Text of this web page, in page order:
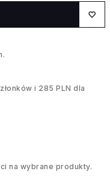
i 285 PLN dla
na wybrane produkty.